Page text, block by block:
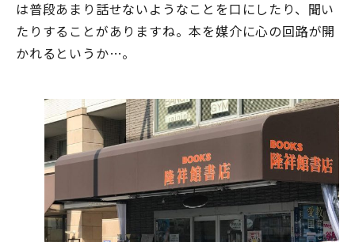
は普段あまり話せないようなことを口にしたり、聞い
たりすることがありますね。本を媒介に心の回路が開
かれるというか…。